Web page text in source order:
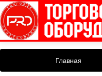
Главная